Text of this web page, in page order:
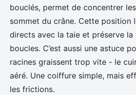
bouclés, permet de concentrer
sommet du crâne. Cette position
directs avec la taie et préserve
boucles. C’est aussi une astuce
racines graissent trop vite - le
aéré. Une coiffure simple, mais
les frictions.